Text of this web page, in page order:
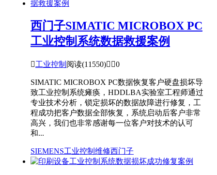
西门子SIMATIC MICROBOX PC
工业控制系统数据救援案例
工业控制 阅读(11550) 0
SIMATIC MICROBOX PC数据恢复客户硬盘损坏导
致工业控制系统瘫痪，HDDLBA实验室工程师通过
专业技术分析，锁定损坏的数据故障进行修复，工
程成功把客户数据全部恢复，系统启动后客户非常
高兴，我们也非常感谢每一位客户对技术的认可
和...
SIEMENS工业控制维修西门子